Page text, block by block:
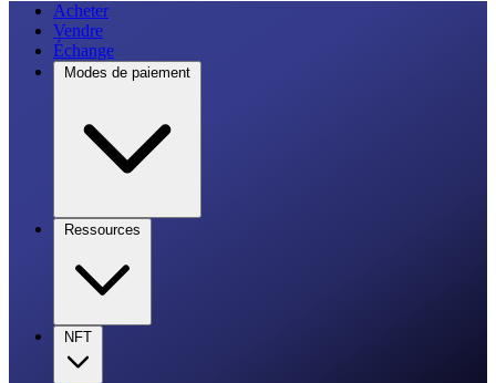
Acheter
Vendre
Échange
Modes de paiement
Ressources
NFT